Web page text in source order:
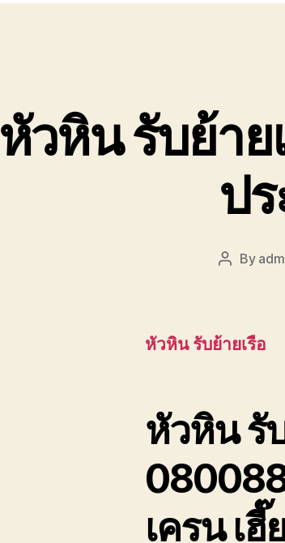
หัวหิน รับย้าย
ป
Post
By
หัวหิน รับย้ายเรือ
หัวหิน รั
เครน เ